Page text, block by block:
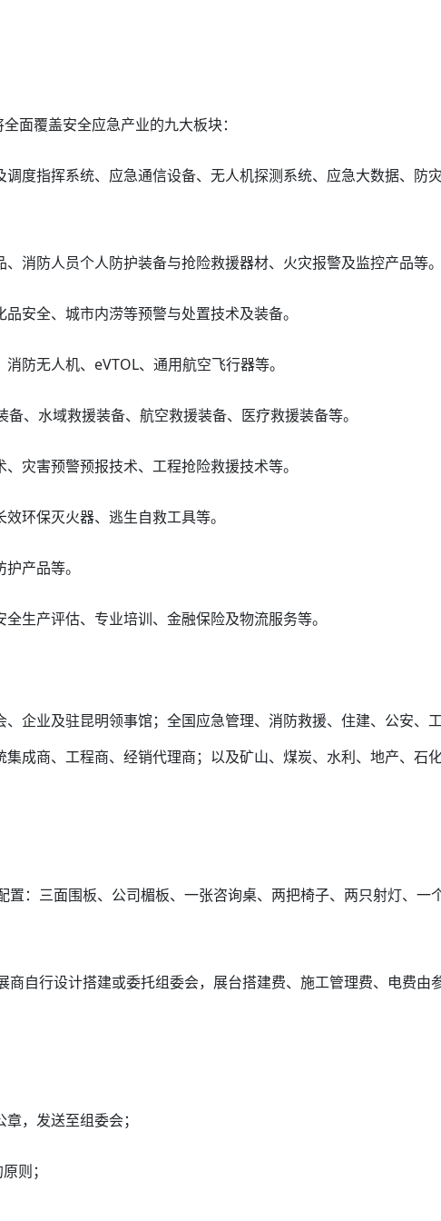
面覆盖安全应急产业的九大板块：
度指挥系统、应急通信设备、无人机探测系统、应急大数据、防
消防人员个人防护装备与抢险救援器材、火灾报警及监控产品等。
安全、城市内涝等预警与处置技术及装备。
防无人机、eVTOL、通用航空飞行器等。
、水域救援装备、航空救援装备、医疗救援装备等。
灾害预警预报技术、工程抢险救援技术等。
环保灭火器、逃生自救工具等。
产品等。
生产评估、专业培训、金融保险及物流服务等。
企业及驻昆明领事馆；全国应急管理、消防救援、住建、公安、工
成商、工程商、经销代理商；以及矿山、煤炭、水利、地产、石
：三面围板、公司楣板、一张咨询桌、两把椅子、两只射灯、一
自行设计搭建或委托组委会，展台搭建费、施工管理费、电费由
，发送至组委会；
则；